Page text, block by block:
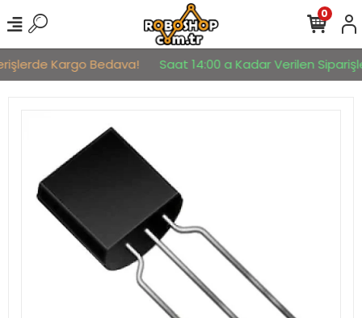
Kargo Bedava! Saat 14:00 a Kadar Verilen
0